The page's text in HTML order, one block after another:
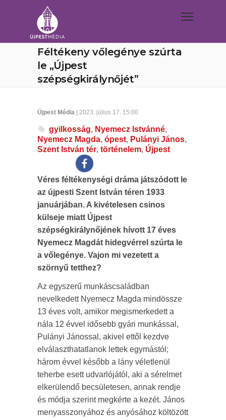
Féltékeny vőlegénye szúrta
le „Újpest
szépségkirálynőjét”
Újpest Média | 2023. július 17. 15:00
gyilkosság, Nyemecz Istvánné,
Nyemecz Magda, ópest, Pulányi János,
Szent István tér, történelem, Újpest
Véres féltékenységi dráma játszódott le
az újpesti Szent István téren 1933
januárjában. A kivételesen csinos
külseje miatt Újpest
szépségkirálynőjének hívott 17 éves
Nyemecz Magdát hidegvérrel szúrta le
a vőlegénye. Vajon mi vezetett a
szörnyű tetthez?
Az egyszerű munkáscsaládban
nevelkedett Nyemecz Magda mindössze
13 éves volt, amikor megismerkedett a
nála 12 évvel idősebb gyári munkással,
Pulányi Jánossal, akivel ettől kezdve
elválaszthatatlanok lettek egymástól;
három évvel később a lány véletlenül
teherbe esett udvarlójától, aki a sérelmet
elkerülendő becsületesen, annak rendje
és módja szerint megkérte a kezét. János
menyasszonyához és anyósához költözött